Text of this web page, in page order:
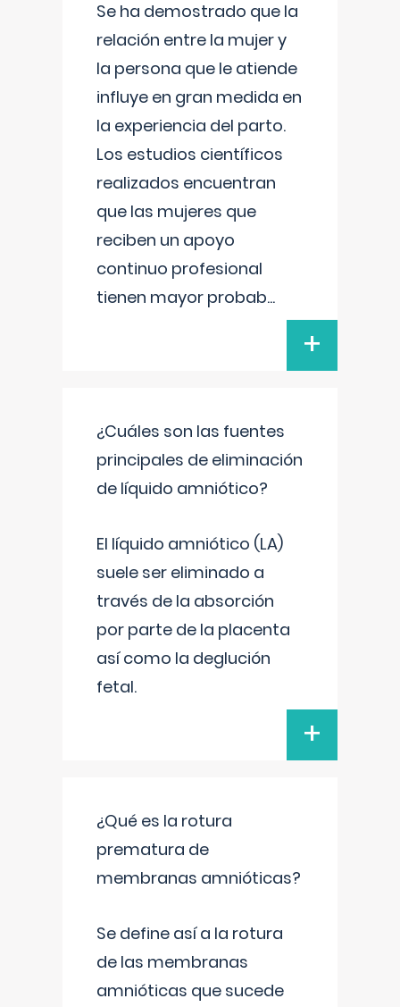
Se ha demostrado que la
relación entre la mujer y
la persona que le atiende
influye en gran medida en
la experiencia del parto.
Los estudios científicos
realizados encuentran
que las mujeres que
reciben un apoyo
continuo profesional
tienen mayor probab...
+
¿Cuáles son las fuentes
principales de eliminación
de líquido amniótico?
El líquido amniótico (LA)
suele ser eliminado a
través de la absorción
por parte de la placenta
así como la deglución
fetal.
+
¿Qué es la rotura
prematura de
membranas amnióticas?
Se define así a la rotura
de las membranas
amnióticas que sucede